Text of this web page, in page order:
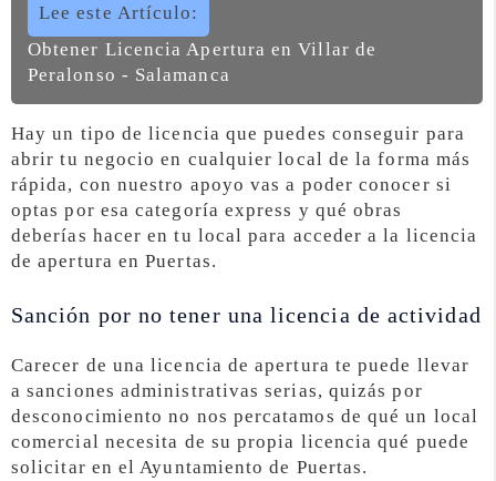
Lee este Artículo:
Obtener Licencia Apertura en Villar de
Peralonso - Salamanca
Hay un tipo de licencia que puedes conseguir para
abrir tu negocio en cualquier local de la forma más
rápida, con nuestro apoyo vas a poder conocer si
optas por esa categoría express y qué obras
deberías hacer en tu local para acceder a la licencia
de apertura en Puertas.
Sanción por no tener una licencia de actividad
Carecer de una licencia de apertura te puede llevar
a sanciones administrativas serias, quizás por
desconocimiento no nos percatamos de qué un local
comercial necesita de su propia licencia qué puede
solicitar en el Ayuntamiento de Puertas.